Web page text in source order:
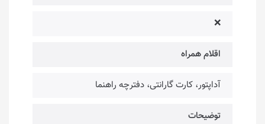
❌
اقلام همراه
آداپتور، کارت گارانتی، دفترچه راهنما
توضیحات